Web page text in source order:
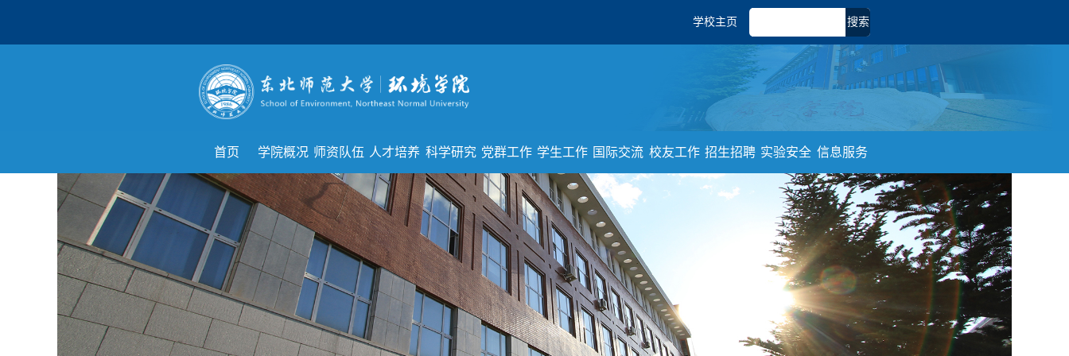
搜索
学校主页
首页 学院概况 师资队伍 人才培养 科学研究 党群工作 学生工作 国际交流 校友工作 招生招聘 实验安全 信息服务